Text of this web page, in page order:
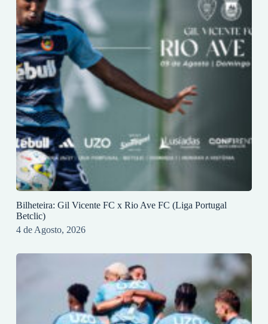
Bilheteira: Gil Vicente FC x Rio Ave FC (Liga Portugal
Betclic)
4 de Agosto, 2026